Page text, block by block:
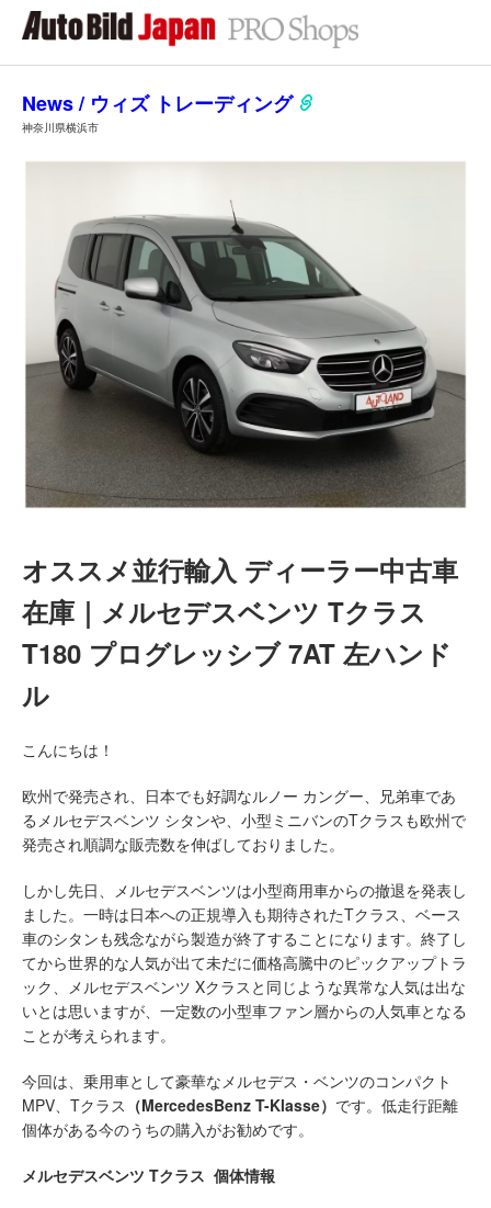
News / ウィズ トレーディング
神奈川県横浜市
オススメ並行輸入 ディーラー中古車
在庫｜メルセデスベンツ Tクラス
T180 プログレッシブ 7AT 左ハンド
ル
こんにちは！
欧州で発売され、日本でも好調なルノー カングー、兄弟車であ
るメルセデスベンツ シタンや、小型ミニバンのTクラスも欧州で
発売され順調な販売数を伸ばしておりました。
しかし先日、メルセデスベンツは小型商用車からの撤退を発表し
ました。一時は日本への正規導入も期待されたTクラス、ベース
車のシタンも残念ながら製造が終了することになります。終了し
てから世界的な人気が出て未だに価格高騰中のピックアップトラ
ック、メルセデスベンツ Xクラスと同じような異常な人気は出な
いとは思いますが、一定数の小型車ファン層からの人気車となる
ことが考えられます。
今回は、乗用車として豪華なメルセデス・ベンツのコンパクト
MPV、Tクラス （MercedesBenz T-Klasse） です。低走行距離
個体がある今のうちの購入がお勧めです。
メルセデスベンツ Tクラス 個体情報